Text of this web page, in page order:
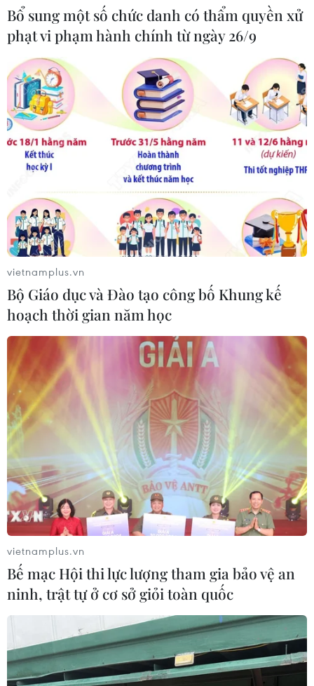
Tầm soát bệnh dạ dày, thực quản để phát
hiện và điều trị kịp thời
30/05/2019 09:15
Theo Hội khoa học Tiêu hóa Việt Nam, có tới 70% dân
số Việt Nam có nguy cơ mắc bệnh lý dạ dày; 26% dân
số mắc bệnh viêm loét dạ dày tá tràng và ung thư dạ
dày đang ngày càng trẻ hóa.
Bổ sung một số chức danh có thẩm quyền xử
phạt vi phạm hành chính từ ngày 26/9
vietnamplus.vn
Bộ Giáo dục và Đào tạo công bố Khung kế
hoạch thời gian năm học
vietnamplus.vn
Bế mạc Hội thi lực lượng tham gia bảo vệ an
ninh, trật tự ở cơ sở giỏi toàn quốc